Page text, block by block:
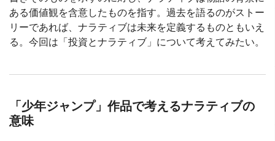
ある価値観を含意したものを指す。過去を語るのがストー
リーであれば、ナラティブは未来を定義するものともいえ
る。今回は「投資とナラティブ」について考えてみたい。
「少年ジャンプ」作品で考えるナラティブの
意味